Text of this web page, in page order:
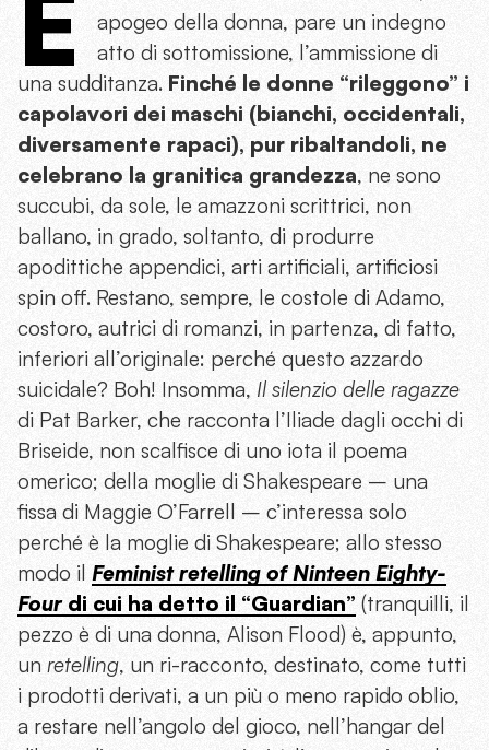
apogeo della donna, pare un indegno
atto di sottomissione, l’ammissione di
una sudditanza. Finché le donne “rileggono” i
capolavori dei maschi (bianchi, occidentali,
diversamente rapaci), pur ribaltandoli, ne
celebrano la granitica grandezza, ne sono
succubi, da sole, le amazzoni scrittrici, non
ballano, in grado, soltanto, di produrre
apodittiche appendici, arti artificiali, artificiosi
spin off. Restano, sempre, le costole di Adamo,
costoro, autrici di romanzi, in partenza, di fatto,
inferiori all’originale: perché questo azzardo
suicidale? Boh! Insomma, Il silenzio delle ragazze
di Pat Barker, che racconta l’Iliade dagli occhi di
Briseide, non scalfisce di uno iota il poema
omerico; della moglie di Shakespeare – una
fissa di Maggie O’Farrell – c’interessa solo
perché è la moglie di Shakespeare; allo stesso
modo il Feminist retelling of Ninteen Eighty-
Fourdi cui ha detto il “Guardian” (tranquilli, il
pezzo è di una donna, Alison Flood) è, appunto,
un retelling, un ri-racconto, destinato, come tutti
i prodotti derivati, a un più o meno rapido oblio,
a restare nell’angolo del gioco, nell’hangar del